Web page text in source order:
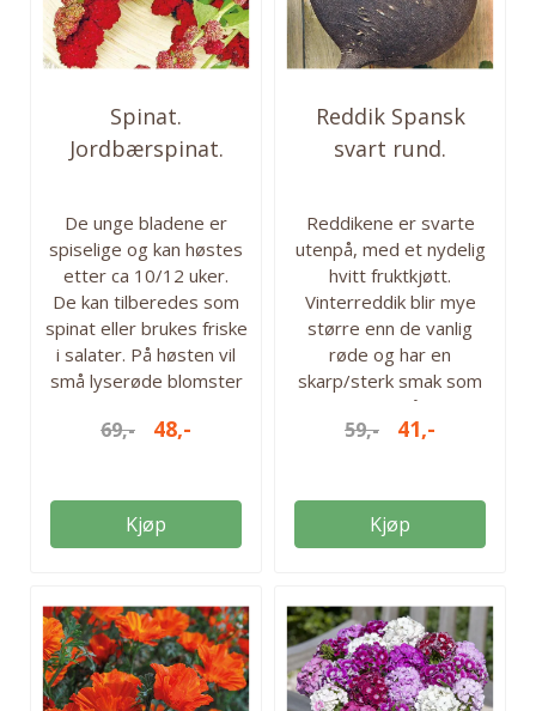
Spinat.
Jordbærspinat.
Capitatum ...
De unge bladene er
spiselige og kan høstes
etter ca 10/12 uker.
De kan tilberedes som
spinat eller brukes friske
i salater. På høsten vil
små lyserøde blomster
spiselig, ligner jordbær,
garnering/pynt på
matretter og kaker. En
høsting fra juni. Ca 50 frø
i pakken. Så fra: mars-
juni. Høstes fra: juni-
sept. ...
69,- 48,-
Kjøp
Reddik Spansk
svart rund.
Reddikene er svarte
utenpå, med et nydelig
hvitt fruktkjøtt.
Vinterreddik blir mye
større enn de vanlig
røde og har en
skarp/sterk smak som
kan nytes rå eller
varmebehandlet. Lett å
god holdbarhet og
egner seg for lagring. Ca
oktober - november
Antall frø: 1250
59,- 41,-
Kjøp